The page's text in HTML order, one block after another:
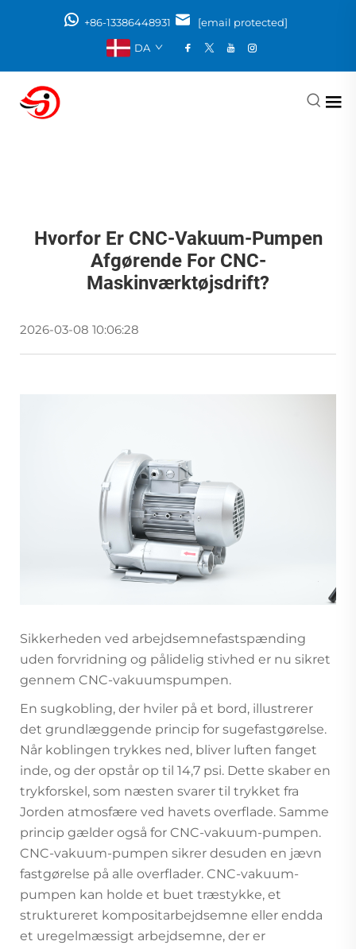
+86-13386448931
[email protected]
DA
Hvorfor Er CNC-Vakuum-Pumpen
Afgørende For CNC-
Maskinværktøjsdrift?
2026-03-08 10:06:28
Sikkerheden ved arbejdsemnefastspænding
uden forvridning og pålidelig stivhed er nu sikret
gennem CNC-vakuumspumpen.
En sugkobling, der hviler på et bord, illustrerer
det grundlæggende princip for sugefastgørelse.
Når koblingen trykkes ned, bliver luften fanget
inde, og der opstår op til 14,7 psi. Dette skaber en
trykforskel, som næsten svarer til trykket fra
Jorden atmosfære ved havets overflade. Samme
princip gælder også for CNC-vakuum-pumpen.
CNC-vakuum-pumpen sikrer desuden en jævn
fastgørelse på alle overflader. CNC-vakuum-
pumpen kan holde et buet træstykke, et
struktureret kompositarbejdsemne eller endda
et uregelmæssigt arbejdsemne, der er